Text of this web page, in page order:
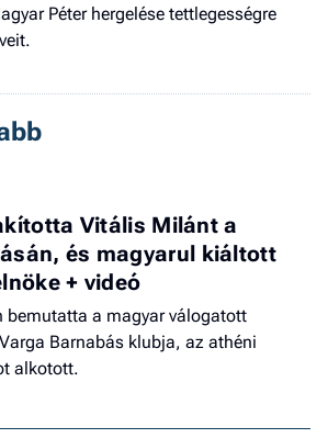
Péter hergelése tettlegességre
Vitális Milánt a
és magyarul kiáltott
+ videó
bemutatta a magyar válogatott
Barnabás klubja, az athéni
alkotott.